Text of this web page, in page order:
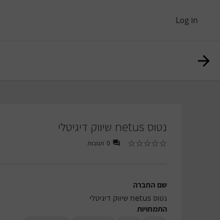
Log in
נטוס netus שיווק דיגיטלי
☆
☆
☆
☆
☆
0 תגובות
שם החברה
נטוס netus שיווק דיגיטלי
התמחויות